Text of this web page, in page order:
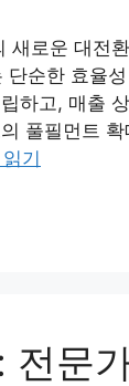
새로운 대전
순한 효율
하고, 매출
풀필먼트
기
전문